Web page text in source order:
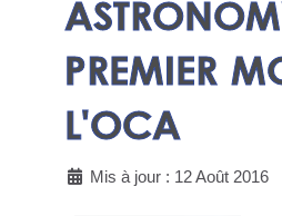
PREMIER
L'OCA
Mis à jour : 12 Août 2016